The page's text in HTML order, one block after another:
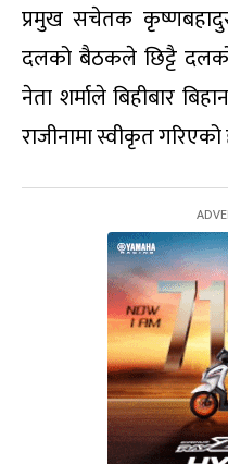
प्रमुख सचेतक
दलको बैठकले छिट्टै
नेता शर्माले बिहीबार
राजीनामा स्वीकृत गरिएको